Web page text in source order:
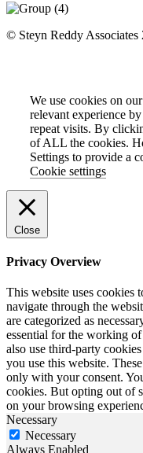
© Steyn Reddy Associates
We use cookies on
relevant experience
repeat visits. By
of ALL the cookies.
Settings to provide a
Cookie settings
Close
Privacy Overview
This website uses cookies
navigate through the
are categorized as
essential for the working
also use third-party
you use this website.
only with your consent.
cookies. But opting out of
on your browsing
Necessary
Necessary
Always Enabled